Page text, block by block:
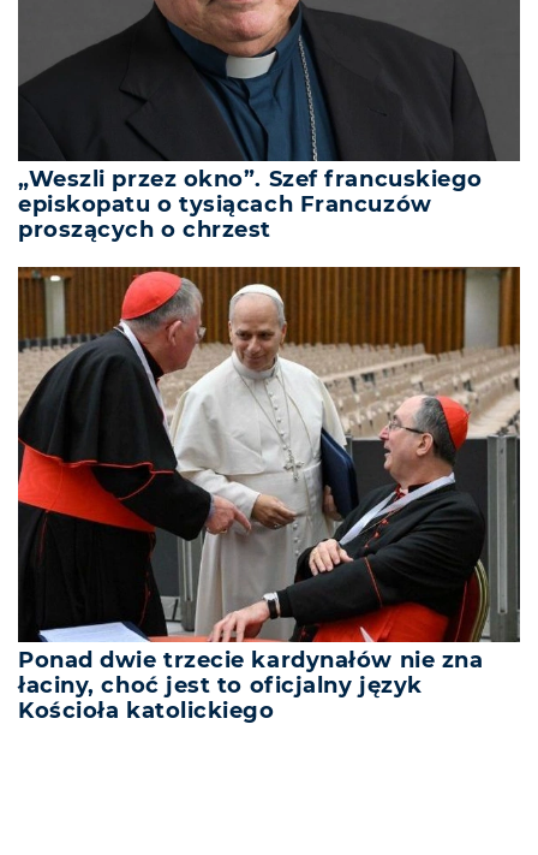
„Weszli przez okno”. Szef francuskiego
episkopatu o tysiącach Francuzów
proszących o chrzest
Ponad dwie trzecie kardynałów nie zna
łaciny, choć jest to oficjalny język
Kościoła katolickiego